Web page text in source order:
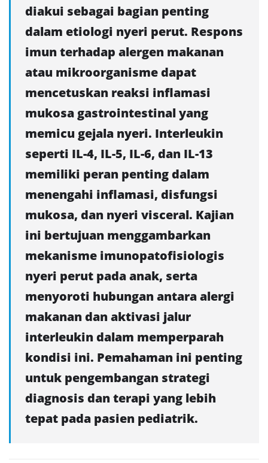
diakui sebagai bagian penting
dalam etiologi nyeri perut. Respons
imun terhadap alergen makanan
atau mikroorganisme dapat
mencetuskan reaksi inflamasi
mukosa gastrointestinal yang
memicu gejala nyeri. Interleukin
seperti IL-4, IL-5, IL-6, dan IL-13
memiliki peran penting dalam
menengahi inflamasi, disfungsi
mukosa, dan nyeri visceral. Kajian
ini bertujuan menggambarkan
mekanisme imunopatofisiologis
nyeri perut pada anak, serta
menyoroti hubungan antara alergi
makanan dan aktivasi jalur
interleukin dalam memperparah
kondisi ini. Pemahaman ini penting
untuk pengembangan strategi
diagnosis dan terapi yang lebih
tepat pada pasien pediatrik.